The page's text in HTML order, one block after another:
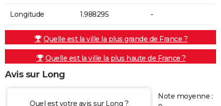
Longitude 1.988295 -
Quelle est la ville la plus grande de France ?
Quelle est la ville la plus haute de France ?
Avis sur Long
Quel est votre avis sur Long ?
Note moyenne :